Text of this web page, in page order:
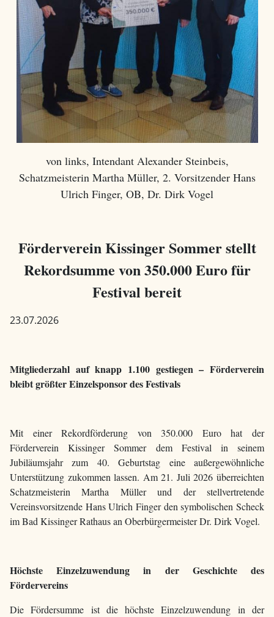
von links, Intendant Alexander Steinbeis,
Schatzmeisterin Martha Müller, 2. Vorsitzender Hans
Ulrich Finger, OB, Dr. Dirk Vogel
Förderverein Kissinger Sommer stellt
Rekordsumme von 350.000 Euro für
Festival bereit
23.07.2026
Mitgliederzahl auf knapp 1.100 gestiegen – Förderverein
bleibt größter Einzelsponsordes Festivals
Mit einer Rekordförderung von 350.000 Euro hat der
Förderverein Kissinger Sommer dem Festival in seinem
Jubiläumsjahr zum 40. Geburtstag eine außergewöhnliche
Unterstützung zukommen lassen. Am 21. Juli 2026 überreichten
Schatzmeisterin Martha Müller und der stellvertretende
Vereinsvorsitzende Hans Ulrich Finger den symbolischen Scheck
im Bad Kissinger Rathaus an Oberbürgermeister Dr. Dirk Vogel.
Höchste Einzelzuwendung in der Geschichte des
Fördervereins
Die Fördersumme ist die höchste Einzelzuwendung in der